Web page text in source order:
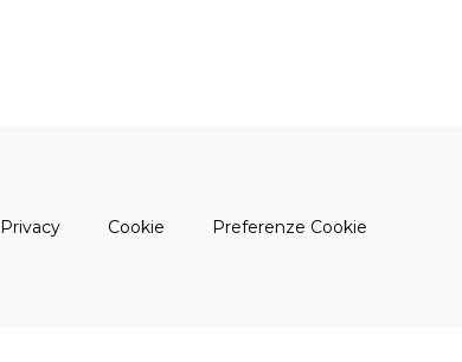
Privacy(apre una nuova finestra)
Cookie (apre una nuova finestra)
Preferenze Cookie